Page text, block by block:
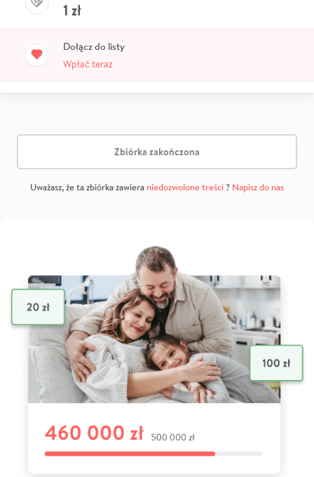
1 zł
Dołącz do listy
Wpłać teraz
Zbiórka zakończona
Uważasz, że ta zbiórka zawiera niedozwolone treści? Napisz do nas